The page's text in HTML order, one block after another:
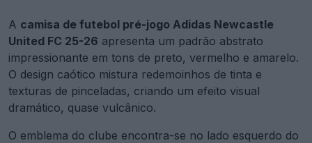
A camisa de futebol pré-jogo Adidas Newcastle
United FC 25-26 apresenta um padrão abstrato
impressionante em tons de preto, vermelho e amarelo.
O design caótico mistura redemoinhos de tinta e
texturas de pinceladas, criando um efeito visual
dramático, quase vulcânico.
O emblema do clube encontra-se no lado esquerdo do